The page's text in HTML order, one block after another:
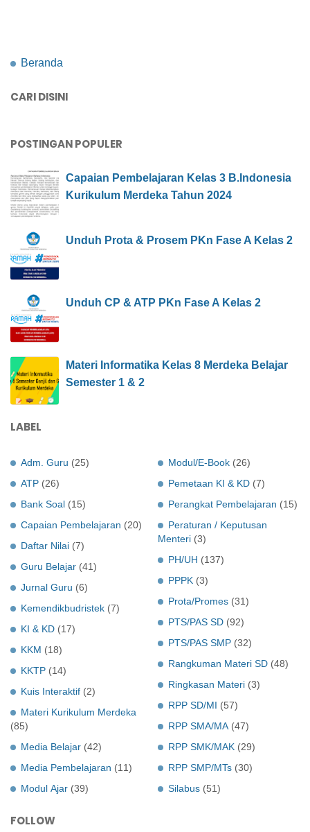
Beranda
CARI DISINI
POSTINGAN POPULER
Capaian Pembelajaran Kelas 3 B.Indonesia
Kurikulum Merdeka Tahun 2024
Unduh Prota & Prosem PKn Fase A Kelas 2
Unduh CP & ATP PKn Fase A Kelas 2
Materi Informatika Kelas 8 Merdeka Belajar
Semester 1 & 2
LABEL
Adm. Guru (25)
ATP (26)
Bank Soal (15)
Capaian Pembelajaran (20)
Daftar Nilai (7)
Guru Belajar (41)
Jurnal Guru (6)
Kemendikbudristek (7)
KI & KD (17)
KKM (18)
KKTP (14)
Kuis Interaktif (2)
Materi Kurikulum Merdeka
(85)
Media Belajar (42)
Media Pembelajaran (11)
Modul Ajar (39)
Modul/E-Book (26)
Pemetaan KI & KD (7)
Perangkat Pembelajaran (15)
Peraturan / Keputusan
Menteri (3)
PH/UH (137)
PPPK (3)
Prota/Promes (31)
PTS/PAS SD (92)
PTS/PAS SMP (32)
Rangkuman Materi SD (48)
Ringkasan Materi (3)
RPP SD/MI (57)
RPP SMA/MA (47)
RPP SMK/MAK (29)
RPP SMP/MTs (30)
Silabus (51)
FOLLOW